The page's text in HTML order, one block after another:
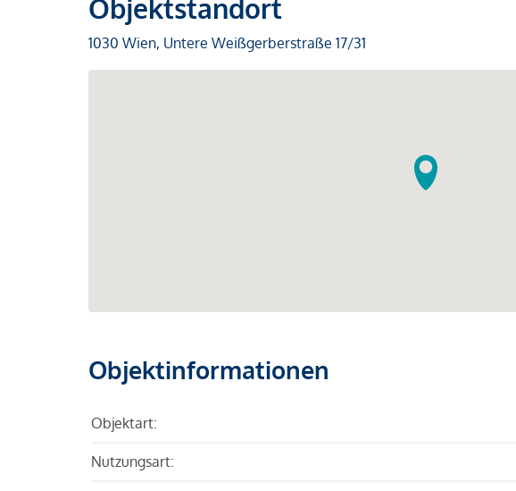
Objektstandort
1030 Wien, Untere Weißgerberstraße 17/31
Objektinformationen
Objektart:
Nutzungsart: